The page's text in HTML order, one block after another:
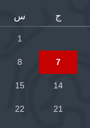
ج س
1
7
8
14
15
21
22